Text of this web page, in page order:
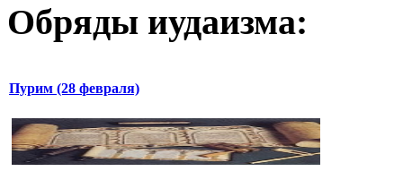
Обряды иудаизма:
Пурим (28 февраля)